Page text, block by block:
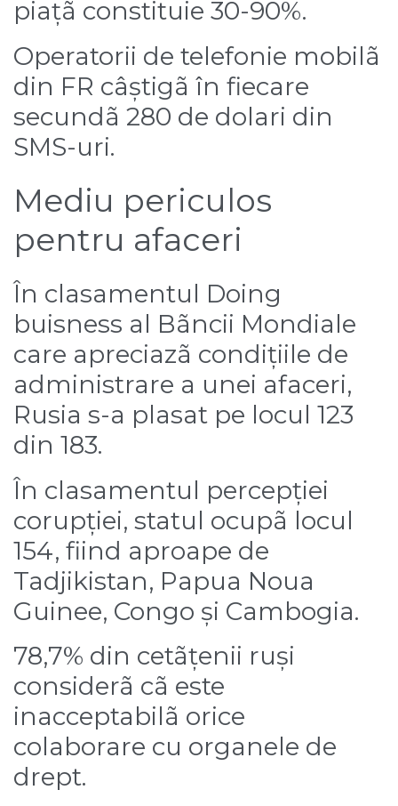
piațã constituie 30-90%.
Operatorii de telefonie mobilã
din FR câștigã în fiecare
secundã 280 de dolari din
SMS-uri.
Mediu periculos
pentru afaceri
În clasamentul Doing
buisness al Bãncii Mondiale
care apreciazã condițiile de
administrare a unei afaceri,
Rusia s-a plasat pe locul 123
din 183.
În clasamentul percepției
corupției, statul ocupã locul
154, fiind aproape de
Tadjikistan, Papua Noua
Guinee, Congo și Cambogia.
78,7% din cetãțenii ruși
considerã cã este
inacceptabilã orice
colaborare cu organele de
drept.